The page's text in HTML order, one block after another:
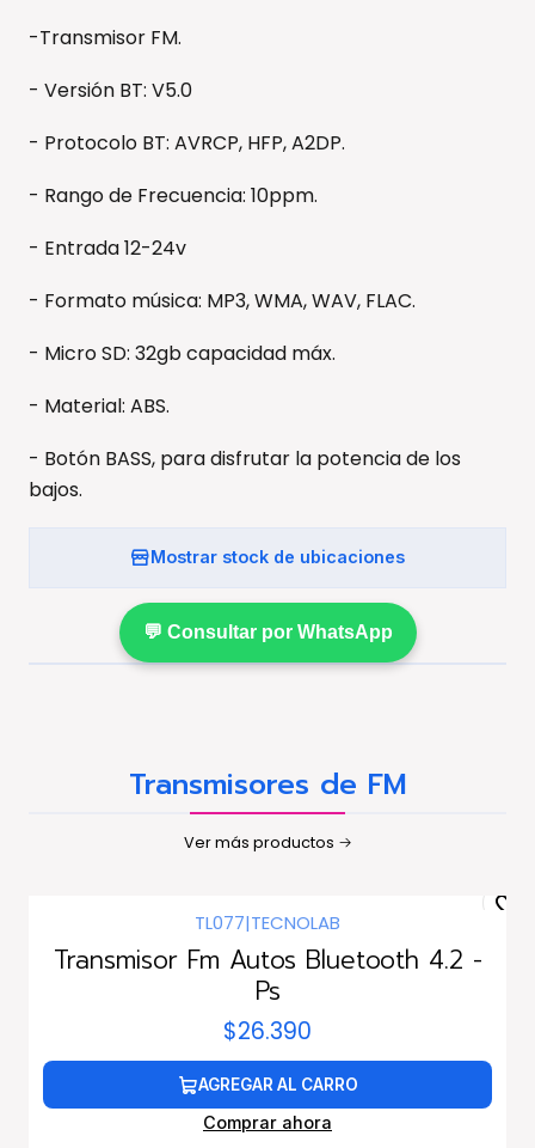
-Transmisor FM.
- Versión BT: V5.0
- Protocolo BT: AVRCP, HFP, A2DP.
- Rango de Frecuencia: 10ppm.
- Entrada 12-24v
- Formato música: MP3, WMA, WAV, FLAC.
- Micro SD: 32gb capacidad máx.
- Material: ABS.
- Botón BASS, para disfrutar la potencia de los
bajos.
Mostrar stock de ubicaciones
💬 Consultar por WhatsApp
Transmisores de FM
Ver más productos
TL077|TECNOLAB
Transmisor Fm Autos Bluetooth 4.2 -
Ps
$26.390
AGREGAR AL CARRO
Comprar ahora